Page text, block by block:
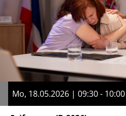
Mo, 18.05.2026 | 09:30 - 10:00